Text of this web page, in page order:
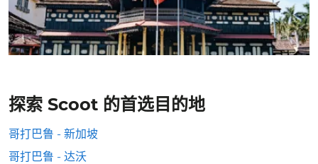
探索 Scoot 的首选目的地
哥打巴鲁 - 新加坡
哥打巴鲁 - 达沃